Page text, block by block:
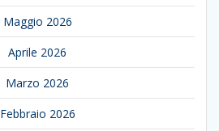
Maggio 2026
Aprile 2026
Marzo 2026
Febbraio 2026